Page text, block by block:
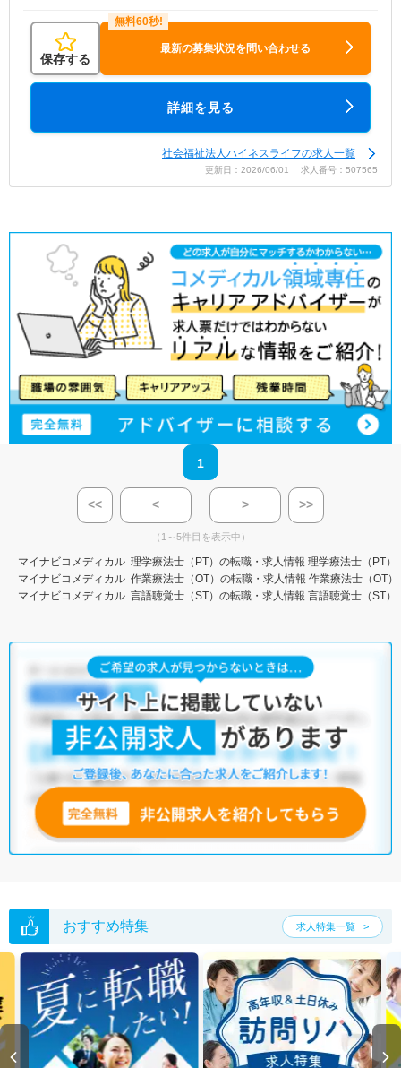
保存する
最新の募集状況を問い合わせる
詳細を見る
社会福祉法人ハイネスライフの求人一覧
更新日：2026/06/01 求人番号：507565
1
<< < > >>
（1～5件目を表示中）
マイナビコメディカル 理学療法士（PT）の転職・求人情報 理学療法士（PT）
マイナビコメディカル 作業療法士（OT）の転職・求人情報 作業療法士（OT
マイナビコメディカル 言語聴覚士（ST）の転職・求人情報 言語聴覚士（ST）
おすすめ特集 求人特集一覧